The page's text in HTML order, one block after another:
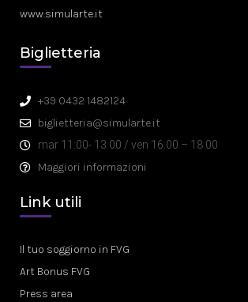
www.simularte.it
Biglietteria
+39 0432 1482124
biglietteria@simularte.it
mar 11:00- 13:00 / ven 16:00 – 18:00
Maggiori informazioni
Link utili
Il tuo soggiorno in FVG
Art Bonus FVG
Press area